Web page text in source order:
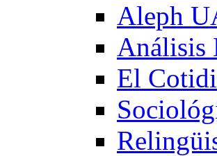
Aleph
Análisis
El